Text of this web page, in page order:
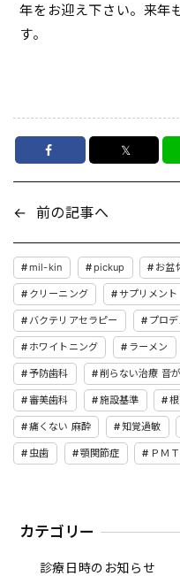
年をお迎え下さい。来年
す。
𝕏
← 前の記事へ
mil-kin pickup お盆
クリーニング サプリメント
バクテリアセラピー プロ
ホワイトニング ラーメン
予防歯科 削らない治療 音
審美歯科 施設基準
痛くない 麻酔 知覚過敏
虫歯 顎関節症 ＰＭ
カテゴリー
診療日時のお知らせ